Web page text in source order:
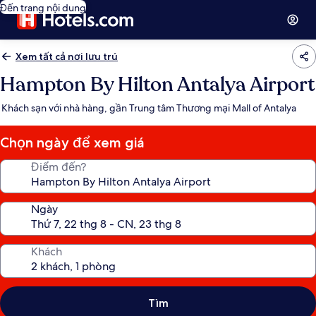
Đến trang nội dung
Xem tất cả nơi lưu trú
Hampton By Hilton Antalya Airport
Khách sạn với nhà hàng, gần Trung tâm Thương mại Mall of Antalya
Chọn ngày để xem giá
Điểm đến?
Ngày
Khách
Tìm